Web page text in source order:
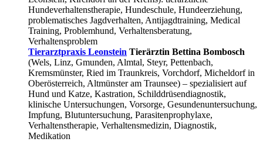
Hundeverhaltenstherapie, Hundeschule, Hundeerziehung,
problematisches Jagdverhalten, Antijagdtraining, Medical
Training, Problemhund, Verhaltensberatung,
Verhaltensproblem
Tierarztpraxis Leonstein Tierärztin Bettina Bombosch
(Wels, Linz, Gmunden, Almtal, Steyr, Pettenbach,
Kremsmünster, Ried im Traunkreis, Vorchdorf, Micheldorf in
Oberösterreich, Altmünster am Traunsee) – spezialisiert auf
Hund und Katze, Kastration, Schilddrüsendiagnostik,
klinische Untersuchungen, Vorsorge, Gesundenuntersuchung,
Impfung, Blutuntersuchung, Parasitenprophylaxe,
Verhaltenstherapie, Verhaltensmedizin, Diagnostik,
Medikation